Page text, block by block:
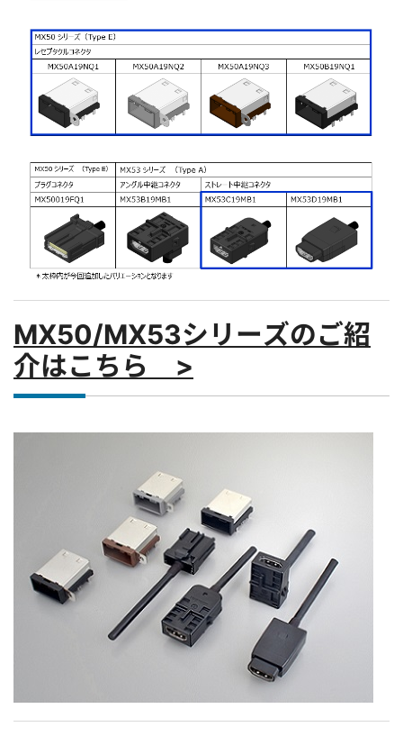
MX50/MX53シリーズのご紹
介はこちら >